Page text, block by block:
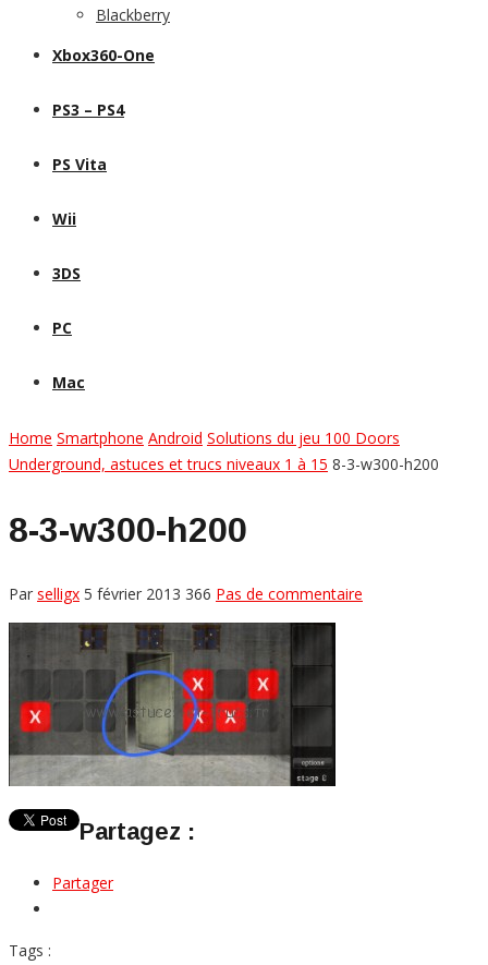
Blackberry
Xbox360-One
PS3 – PS4
PS Vita
Wii
3DS
PC
Mac
Home Smartphone Android Solutions du jeu 100 Doors
Underground, astuces et trucs niveaux 1 à 15 8-3-w300-h200
8-3-w300-h200
Par selligx 5 février 2013 366 Pas de commentaire
Partagez :
Partager
Tags :